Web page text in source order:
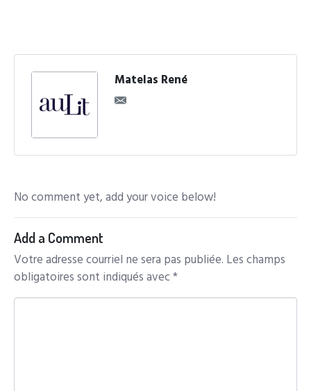
Matelas René
No comment yet, add your voice below!
Add a Comment
Votre adresse courriel ne sera pas publiée. Les champs
obligatoires sont indiqués avec*
C